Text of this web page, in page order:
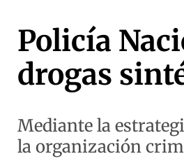
Policía
drogas
Mediante la
la organización